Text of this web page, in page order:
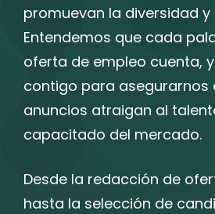
promuevan la diversidad y
Entendemos que cada
oferta de empleo cuenta,
contigo para asegurarnos
anuncios atraigan al
capacitado del mercado.
Desde la redacción de
hasta la selección de